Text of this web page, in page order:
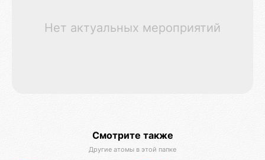
Нет актуальных мероприятий
Смотрите также
Другие атомы в этой папке